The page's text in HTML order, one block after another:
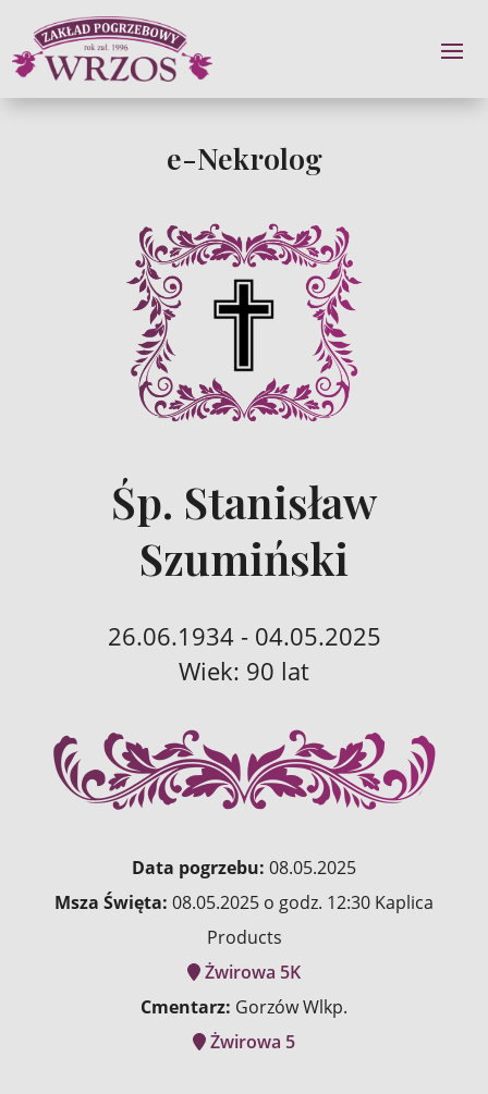
e-Nekrolog
Śp. Stanisław
Szumiński
26.06.1934 - 04.05.2025
Wiek: 90 lat
Data pogrzebu: 08.05.2025
Msza Święta: 08.05.2025 o godz. 12:30 Kaplica
Products
Żwirowa 5K
Cmentarz: Gorzów Wlkp.
Żwirowa 5